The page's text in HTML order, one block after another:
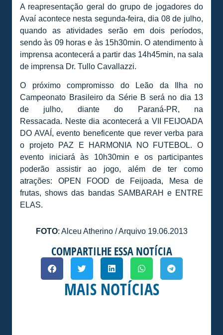
A reapresentação geral do grupo de jogadores do
Avaí acontece nesta segunda-feira, dia 08 de julho,
quando as atividades serão em dois períodos,
sendo às 09 horas e às 15h30min. O atendimento à
imprensa acontecerá a partir das 14h45min, na sala
de imprensa Dr. Tullo Cavallazzi.
O próximo compromisso do Leão da Ilha no
Campeonato Brasileiro da Série B será no dia 13
de julho, diante do Paraná-PR, na
Ressacada. Neste dia acontecerá a VII FEIJOADA
DO AVAÍ, evento beneficente que rever verba para
o projeto PAZ E HARMONIA NO FUTEBOL. O
evento iniciará às 10h30min e os participantes
poderão assistir ao jogo, além de ter como
atrações: OPEN FOOD de Feijoada, Mesa de
frutas, shows das bandas SAMBARAH e ENTRE
ELAS.
FOTO: Alceu Atherino / Arquivo 19.06.2013
COMPARTILHE ESSA NOTÍCIA
MAIS NOTÍCIAS